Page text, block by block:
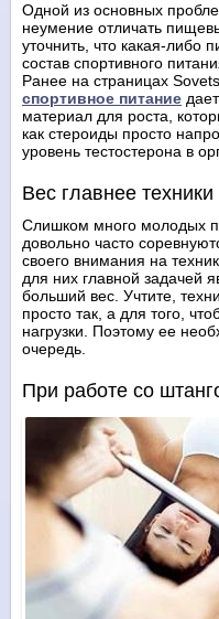
Одной из основных
неумение отличать
уточнить, что какая-либо
состав спортивного
Ранее на страницах
спортивное питание
материал для роста,
как стероиды просто
уровень тестостерона в
Вес главнее
Слишком много молодых
довольно часто
своего внимания на
для них главной задачей
больший вес. Учтите,
просто так, а для того,
нагрузки. Поэтому ее
очередь.
При работе со